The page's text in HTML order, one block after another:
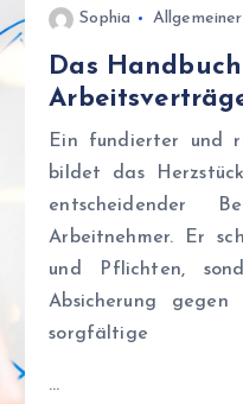
Sophia
Das
Ein fundierter und
bildet das
entscheidender
Arbeitnehmer. Er
und Pflichten,
Absicherung
sorgfältige
…